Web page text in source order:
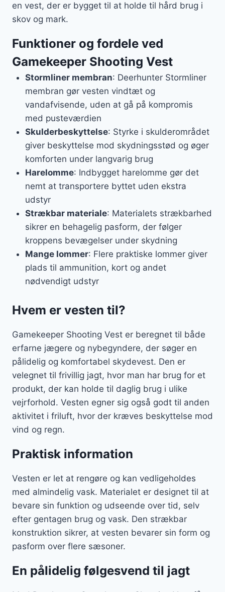
en vest, der er bygget til at holde til hård brug i
skov og mark.
Funktioner og fordele ved
Gamekeeper Shooting Vest
Stormliner membran: Deerhunter Stormliner
membran gør vesten vindtæt og
vandafvisende, uden at gå på kompromis
med pusteværdien
Skulderbeskyttelse: Styrke i skulderområdet
giver beskyttelse mod skydningsstød og øger
komforten under langvarig brug
Harelomme: Indbygget harelomme gør det
nemt at transportere byttet uden ekstra
udstyr
Strækbar materiale: Materialets strækbarhed
sikrer en behagelig pasform, der følger
kroppens bevægelser under skydning
Mange lommer: Flere praktiske lommer giver
plads til ammunition, kort og andet
nødvendigt udstyr
Hvem er vesten til?
Gamekeeper Shooting Vest er beregnet til både
erfarne jægere og nybegyndere, der søger en
pålidelig og komfortabel skydevest. Den er
velegnet til frivillig jagt, hvor man har brug for et
produkt, der kan holde til daglig brug i ulike
vejrforhold. Vesten egner sig også godt til anden
aktivitet i friluft, hvor der kræves beskyttelse mod
vind og regn.
Praktisk information
Vesten er let at rengøre og kan vedligeholdes
med almindelig vask. Materialet er designet til at
bevare sin funktion og udseende over tid, selv
efter gentagen brug og vask. Den strækbar
konstruktion sikrer, at vesten bevarer sin form og
pasform over flere sæsoner.
En pålidelig følgesvend til jagt